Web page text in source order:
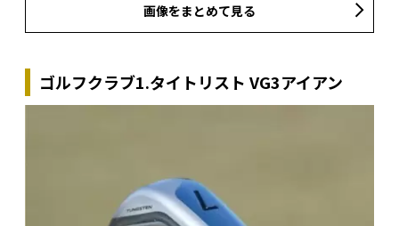
画像をまとめて見る
ゴルフクラブ1.タイトリスト VG3アイアン